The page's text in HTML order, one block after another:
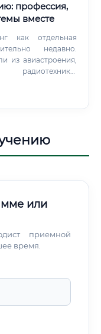
профессия,
вместе
как отдельная
недавно.
из авиастроения,
радиотехники,
или
приемной
время.